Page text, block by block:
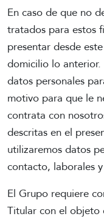
En caso de que no
tratados para estos
presentar desde
domicilio lo anterior.
datos personales
motivo para que le
contrata con
descritas en el
utilizaremos datos
contacto, laborales
El Grupo requiere
Titular con el objeto